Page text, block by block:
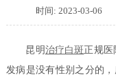
时间: 2023-03-06
昆明治疗白斑正规医
发病是没有性别之分的